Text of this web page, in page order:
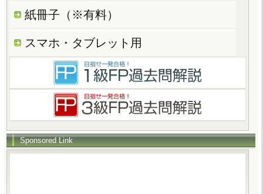
紙冊子（※有料）
スマホ・タブレット用
Sponsored Link